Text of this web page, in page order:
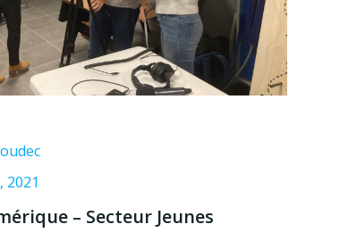
2021
– Secteur Jeunes